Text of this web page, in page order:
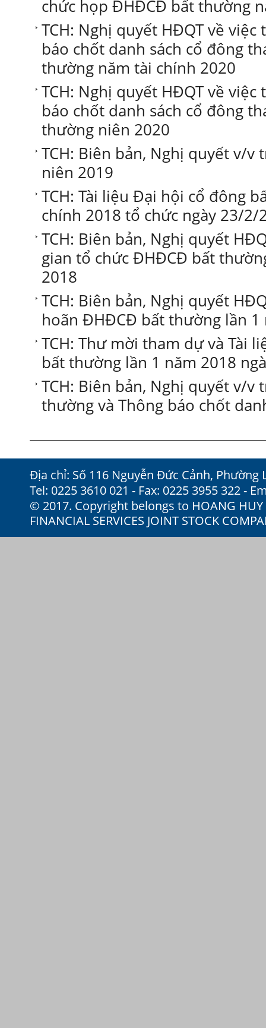
chức họp ĐHĐCĐ bất thường
TCH: Nghị quyết HĐQT về
báo chốt danh sách cổ đông
thường năm tài chính 2020
TCH: Nghị quyết HĐQT về
báo chốt danh sách cổ đông
thường niên 2020
TCH: Biên bản, Nghị quyết v/
niên 2019
TCH: Tài liệu Đại hội cổ đông
chính 2018 tổ chức ngày 23/2/
TCH: Biên bản, Nghị quyết
gian tổ chức ĐHĐCĐ bất
2018
TCH: Biên bản, Nghị quyết
hoãn ĐHĐCĐ bất thường lần 1
TCH: Thư mời tham dự và Tài
bất thường lần 1 năm 2018
TCH: Biên bản, Nghị quyết v/
thường và Thông báo chốt
Địa chỉ: Số 116 Nguyễn Đức Cảnh, Phường
Tel: 0225 3610 021 - Fax: 0225 3955 322 -
© 2017. Copyright belongs to HOANG HUY
FINANCIAL SERVICES JOINT STOCK